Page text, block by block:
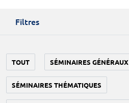
Filtres
TOUT SÉMINAIRES GÉNÉRAUX
SÉMINAIRES THÉMATIQUES